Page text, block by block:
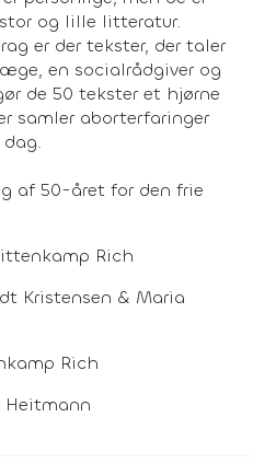
og lille litteratur.
er der tekster, der taler
en socialrådgiver og
de 50 tekster et hjørne
samler aborterfaringer
af 50-året for den frie
Rich
Kristensen & Maria
Rich